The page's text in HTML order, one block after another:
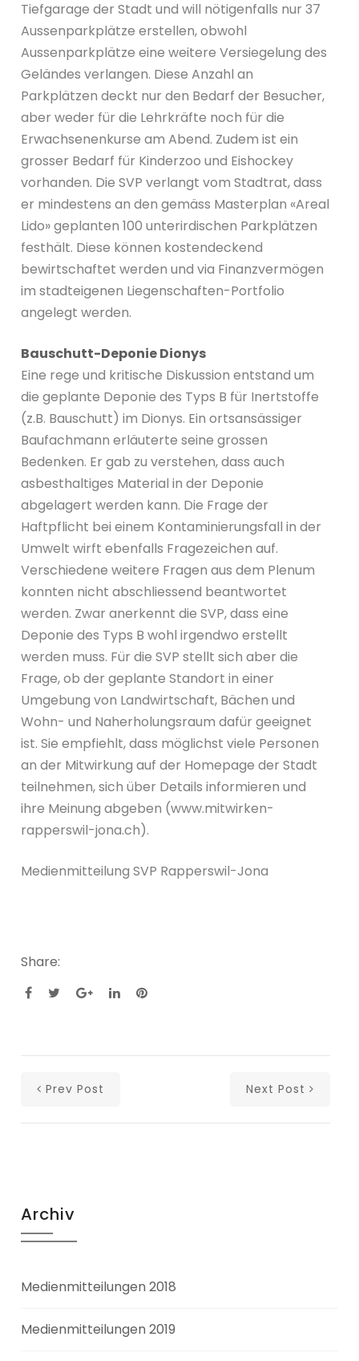
Tiefgarage der Stadt und will nötigenfalls nur 37
Aussenparkplätze erstellen, obwohl
Aussenparkplätze eine weitere Versiegelung des
Geländes verlangen. Diese Anzahl an
Parkplätzen deckt nur den Bedarf der Besucher,
aber weder für die Lehrkräfte noch für die
Erwachsenenkurse am Abend. Zudem ist ein
grosser Bedarf für Kinderzoo und Eishockey
vorhanden. Die SVP verlangt vom Stadtrat, dass
er mindestens an den gemäss Masterplan «Areal
Lido» geplanten 100 unterirdischen Parkplätzen
festhält. Diese können kostendeckend
bewirtschaftet werden und via Finanzvermögen
im stadteigenen Liegenschaften-Portfolio
angelegt werden.
Bauschutt-Deponie Dionys
Eine rege und kritische Diskussion entstand um
die geplante Deponie des Typs B für Inertstoffe
(z.B. Bauschutt) im Dionys. Ein ortsansässiger
Baufachmann erläuterte seine grossen
Bedenken. Er gab zu verstehen, dass auch
asbesthaltiges Material in der Deponie
abgelagert werden kann. Die Frage der
Haftpflicht bei einem Kontaminierungsfall in der
Umwelt wirft ebenfalls Fragezeichen auf.
Verschiedene weitere Fragen aus dem Plenum
konnten nicht abschliessend beantwortet
werden. Zwar anerkennt die SVP, dass eine
Deponie des Typs B wohl irgendwo erstellt
werden muss. Für die SVP stellt sich aber die
Frage, ob der geplante Standort in einer
Umgebung von Landwirtschaft, Bächen und
Wohn- und Naherholungsraum dafür geeignet
ist. Sie empfiehlt, dass möglichst viele Personen
an der Mitwirkung auf der Homepage der Stadt
teilnehmen, sich über Details informieren und
ihre Meinung abgeben (www.mitwirken-
rapperswil-jona.ch).
Medienmitteilung SVP Rapperswil-Jona
Share:
Prev Post Next Post
Archiv
Medienmitteilungen 2018
Medienmitteilungen 2019